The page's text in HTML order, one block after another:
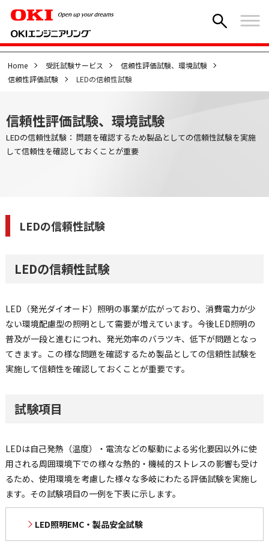
Home 受託試験サービス
信頼性評価試験、環境試験
信頼性評価試験
LEDの信頼性試験
信頼性評価試験、環境試験
LEDの信頼性試験： 問題を確認するため製品としての信頼性試験を実施
して信頼性を確認しておくことが重要
LEDの信頼性試験
LEDの信頼性試験
LED（発光ダイオード）照明の事業が広がっており、消費電力が少
ない環境配慮型の照明として需要が増えています。今後LED照明の
普及が一段と進むにつれ、発光効率のバラツキ、低下が問題となっ
てきます。この様な問題を確認するため製品としての信頼性試験を
実施して信頼性を確認しておくことが重要です。
試験項目
LEDは自己発熱（温度）・電流などの駆動による劣化要因以外に使
用される周囲環境下での様々な熱的・機械的ストレスの影響も受け
るため、使用環境を考慮した様々な多岐にわたる評価試験を実施し
ます。その試験項目の一例を下表に示します。
LED照明EMC・製品安全試験